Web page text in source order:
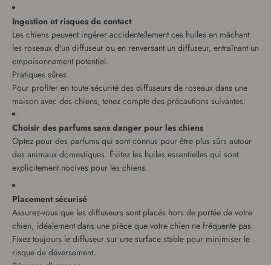
Ingestion et risques de contact
Les chiens peuvent ingérer accidentellement ces huiles en mâchant
les roseaux d'un diffuseur ou en renversant un diffuseur, entraînant un
empoisonnement potentiel.
Pratiques sûres
Pour profiter en toute sécurité des diffuseurs de roseaux dans une
maison avec des chiens, tenez compte des précautions suivantes:
Choisir des parfums sans danger pour les chiens
Optez pour des parfums qui sont connus pour être plus sûrs autour
des animaux domestiques. Évitez les huiles essentielles qui sont
explicitement nocives pour les chiens.
Placement sécurisé
Assurez-vous que les diffuseurs sont placés hors de portée de votre
chien, idéalement dans une pièce que votre chien ne fréquente pas.
Fixez toujours le diffuseur sur une surface stable pour minimiser le
risque de déversement.